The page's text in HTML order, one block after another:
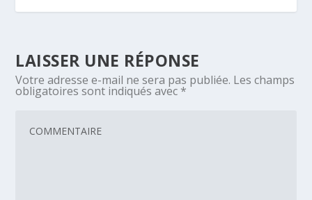
LAISSER UNE RÉPONSE
Votre adresse e-mail ne sera pas publiée. Les champs
obligatoires sont indiqués avec *